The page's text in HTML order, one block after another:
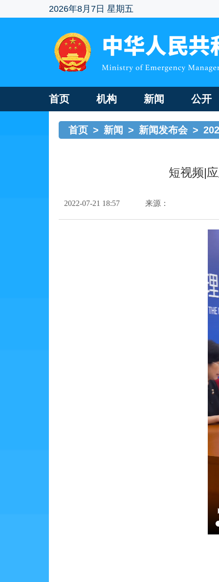
2026年8月7日 星期五
首页 机构 新闻 公开
首页 > 新闻 > 新闻发布会 >
短视频|
2022-07-21 18:57 来源：